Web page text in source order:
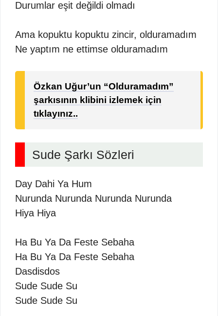
Durumlar eşit değildi olmadı
Ama kopuktu kopuktu zincir, olduramadım
Ne yaptım ne ettimse olduramadım
Özkan Uğur’un “Olduramadım”
şarkısının klibini izlemek için
tıklayınız..
Sude Şarkı Sözleri
Day Dahi Ya Hum
Nurunda Nurunda Nurunda Nurunda
Hiya Hiya
Ha Bu Ya Da Feste Sebaha
Ha Bu Ya Da Feste Sebaha
Dasdisdos
Sude Sude Su
Sude Sude Su